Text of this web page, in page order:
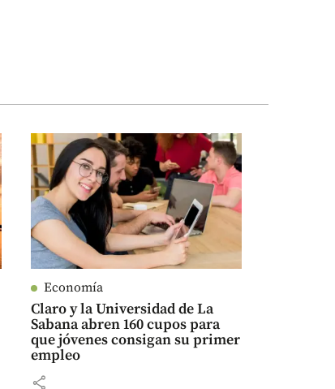
Economía
Claro y la Universidad de La
Sabana abren 160 cupos para
que jóvenes consigan su primer
empleo
share